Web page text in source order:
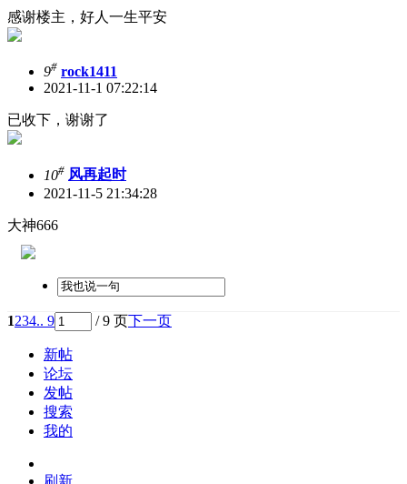
感谢楼主，好人一生平安
9# rock1411
2021-11-1 07:22:14
已收下，谢谢了
10# 风再起时
2021-11-5 21:34:28
大神666
1234.. 9 / 9 页下一页
新帖
论坛
发帖
搜索
我的
刷新